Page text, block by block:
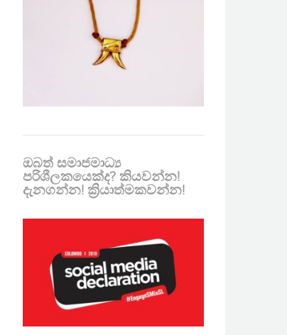
ඔබත් සමාජමාධ්‍ය
පරිශීලකයෙක්ද? කියවන්න!
දැනගන්න! ක්‍රියාත්මකවන්න!